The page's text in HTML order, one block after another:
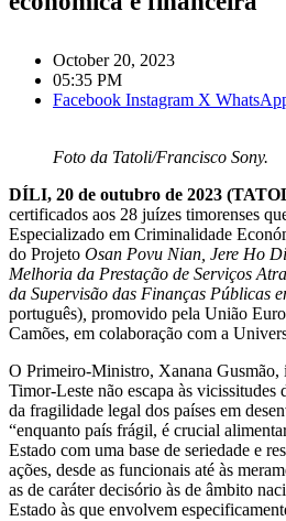
October 20, 2023
05:35 PM
Facebook Instagram X
Foto da Tatoli/Francisco Sony.
DÍLI, 20 de outubro de 2023
certificados aos 28 juízes timorenses
Especializado em Criminalidade
do Projeto Osan Povu Nian, Jere Ho
Melhoria da Prestação de Serviços
da Supervisão das Finanças Públicas
português) promovido pela União
Camões, em colaboração com a
O Primeiro-Ministro, Xanana Gusmão,
Timor-Leste não escapa às vicissitudes
da fragilidade legal dos países em
“enquanto país frágil, é crucial
Estado com uma base de seriedade e
ações, desde as funcionais até às
as de caráter decisório às de âmbito
Estado às que envolvem